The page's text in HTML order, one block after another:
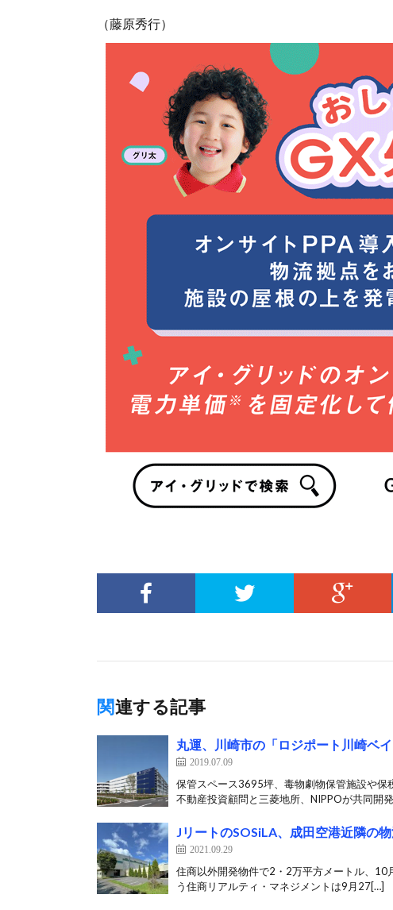
（藤原秀行）
関連する記事
丸運、川崎市の「ロジポート川崎ベ
2019.07.09
保管スペース3695坪、毒物劇物保管施設や
不動産投資顧問と三菱地所、NIPPOが共同開
JリートのSOSiLA、成田空港近隣の
2021.09.29
住商以外開発物件で2・2万平方メートル、10
う住商リアルティ・マネジメントは9月27[…]